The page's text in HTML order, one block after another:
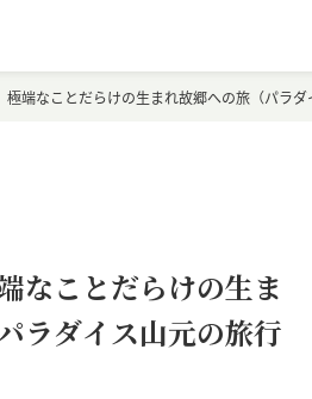
極端なことだらけの生まれ故郷への旅（パラ
なことだらけの生ま
ラダイス山元の旅行